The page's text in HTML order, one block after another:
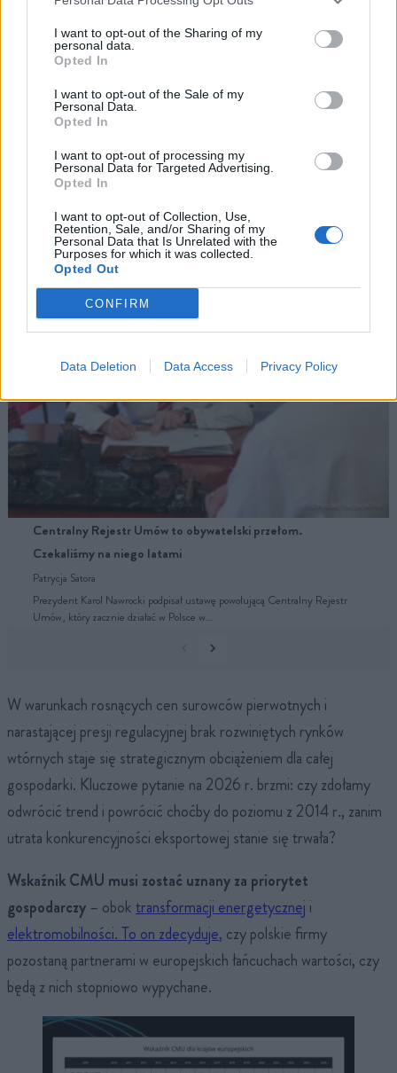
I want to opt-out of the Sharing of my
personal data.
Opted In
I want to opt-out of the Sale of my
Personal Data.
Opted In
I want to opt-out of processing my
Personal Data for Targeted Advertising.
Opted In
I want to opt-out of Collection, Use,
Retention, Sale, and/or Sharing of my
Personal Data that Is Unrelated with the
Purposes for which it was collected.
Opted Out
CONFIRM
Data Deletion Data Access Privacy Policy
– mają stabilny dostęp do materiałów wtórnych i z łatwością
spełniają rosnące wymagania klientów w zakresie ESG.Polscy
dostępu do recyklatu.
Musimy odwrócić trend recyklingowy i
zmienić priorytety
Zobacz także
Centralny Rejestr Umów to obywatelski przełom.
Czekaliśmy na niego latami
Patrycja Satora
Prezydent Karol Nawrocki podpisał ustawę powołującą Centralny Rejestr
Umów, który zacznie działać w Polsce w…
W warunkach rosnących cen surowców pierwotnych i
narastającej presji regulacyjnej brak rozwiniętych rynków
wtórnych staje się strategicznym obciążeniem dla całej
gospodarki. Kluczowe pytanie na 2026 r. brzmi: czy zdołamy
odwrócić trend i powrócić choćby do poziomu z 2014 r., zanim
utrata konkurencyjności eksportowej stanie się trwała?
Wskaźnik CMU musi zostać uznany za priorytet
gospodarczy – oboktransformacji energetycznej i
elektromobilności. To on zdecyduje, czy polskie firmy
pozostaną partnerami w europejskich łańcuchach wartości, czy
będą z nich stopniowo wypychane.